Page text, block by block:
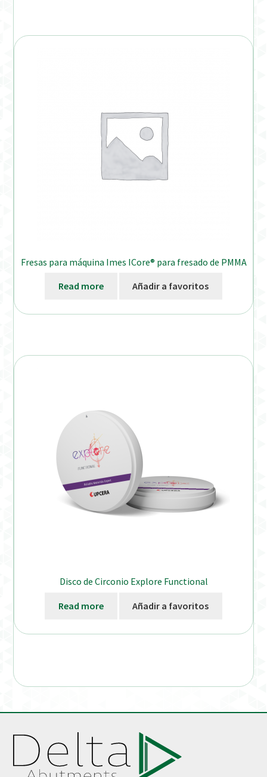
Fresas para máquina Imes ICore® para fresado de PMMA
Read more Añadir a favoritos
Disco de Circonio Explore Functional
Read more Añadir a favoritos